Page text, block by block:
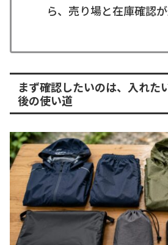
ら、売り場と在庫確認
まず確認したいのは、入れた
後の使い道